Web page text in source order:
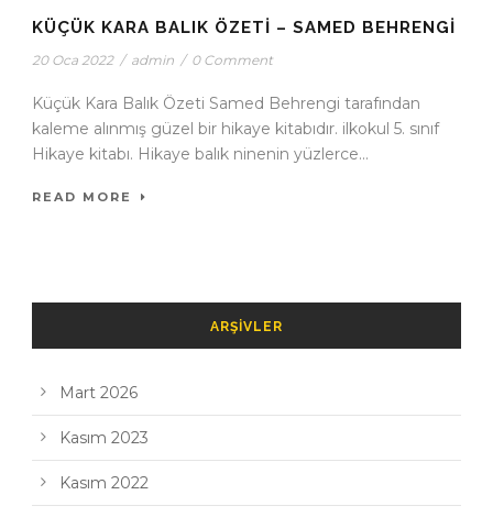
KÜÇÜK KARA BALIK ÖZETI – SAMED BEHRENGI
20 Oca 2022 / admin / 0 Comment
Küçük Kara Balık Özeti Samed Behrengi tarafından
kaleme alınmış güzel bir hikaye kitabıdır. ilkokul 5. sınıf
Hikaye kitabı. Hikaye balık ninenin yüzlerce...
READ MORE
ARŞIVLER
Mart 2026
Kasım 2023
Kasım 2022